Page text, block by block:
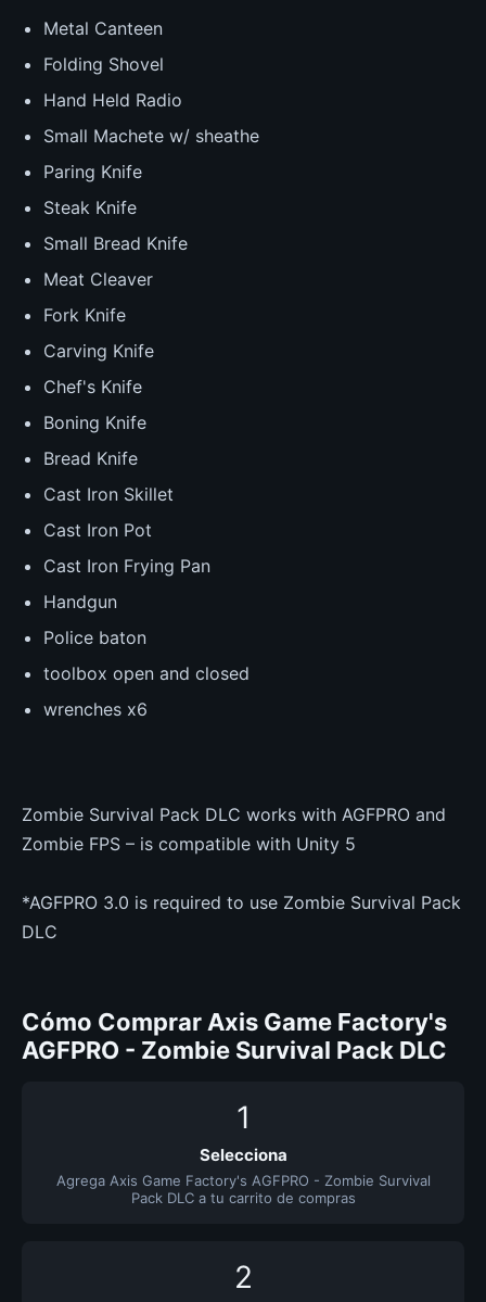
Metal Canteen
Folding Shovel
Hand Held Radio
Small Machete w/ sheathe
Paring Knife
Steak Knife
Small Bread Knife
Meat Cleaver
Fork Knife
Carving Knife
Chef's Knife
Boning Knife
Bread Knife
Cast Iron Skillet
Cast Iron Pot
Cast Iron Frying Pan
Handgun
Police baton
toolbox open and closed
wrenches x6
Zombie Survival Pack DLC works with AGFPRO and
Zombie FPS – is compatible with Unity 5
*AGFPRO 3.0 is required to use Zombie Survival Pack
DLC
Cómo Comprar Axis Game Factory's
AGFPRO - Zombie Survival Pack DLC
1
Selecciona
Agrega Axis Game Factory's AGFPRO - Zombie Survival
Pack DLC a tu carrito de compras
2